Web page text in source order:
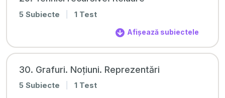
5 Subiecte 1 Test
Afișează subiectele
30. Grafuri. Noțiuni. Reprezentări
5 Subiecte 1 Test